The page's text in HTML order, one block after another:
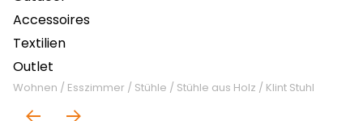
Accessoires
Textilien
Outlet
Wohnen / Esszimmer / Stühle / Stühle aus Holz / Klint Stuhl